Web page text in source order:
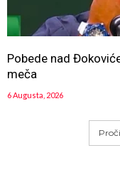
Pobede nad
meča
6 Augusta, 2026